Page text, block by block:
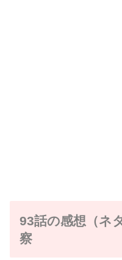
93話の感想（ネ
察